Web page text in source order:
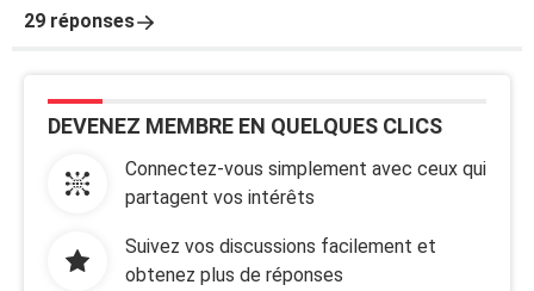
29 réponses
DEVENEZ MEMBRE EN QUELQUES CLICS
Connectez-vous simplement avec ceux qui
partagent vos intérêts
Suivez vos discussions facilement et
obtenez plus de réponses